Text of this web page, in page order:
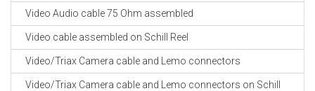
Video Audio cable 75 Ohm assembled
Video cable assembled on Schill Reel
Video/Triax Camera cable and Lemo connectors
Video/Triax Camera cable and Lemo connectors on Schill